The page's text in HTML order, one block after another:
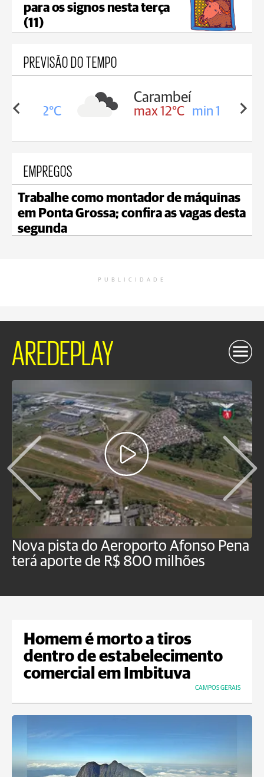
para os signos nesta terça
(11)
PREVISÃO DO TEMPO
12°C
Carambeí
max 12°C min 11°C
EMPREGOS
Trabalhe como montador de máquinas
em Ponta Grossa; confira as vagas desta
segunda
PUBLICIDADE
AREDEPLAY
Nova pista do Aeroporto Afonso Pena
terá aporte de R$ 800 milhões
Homem é morto a tiros
dentro de estabelecimento
comercial em Imbituva
CAMPOS GERAIS